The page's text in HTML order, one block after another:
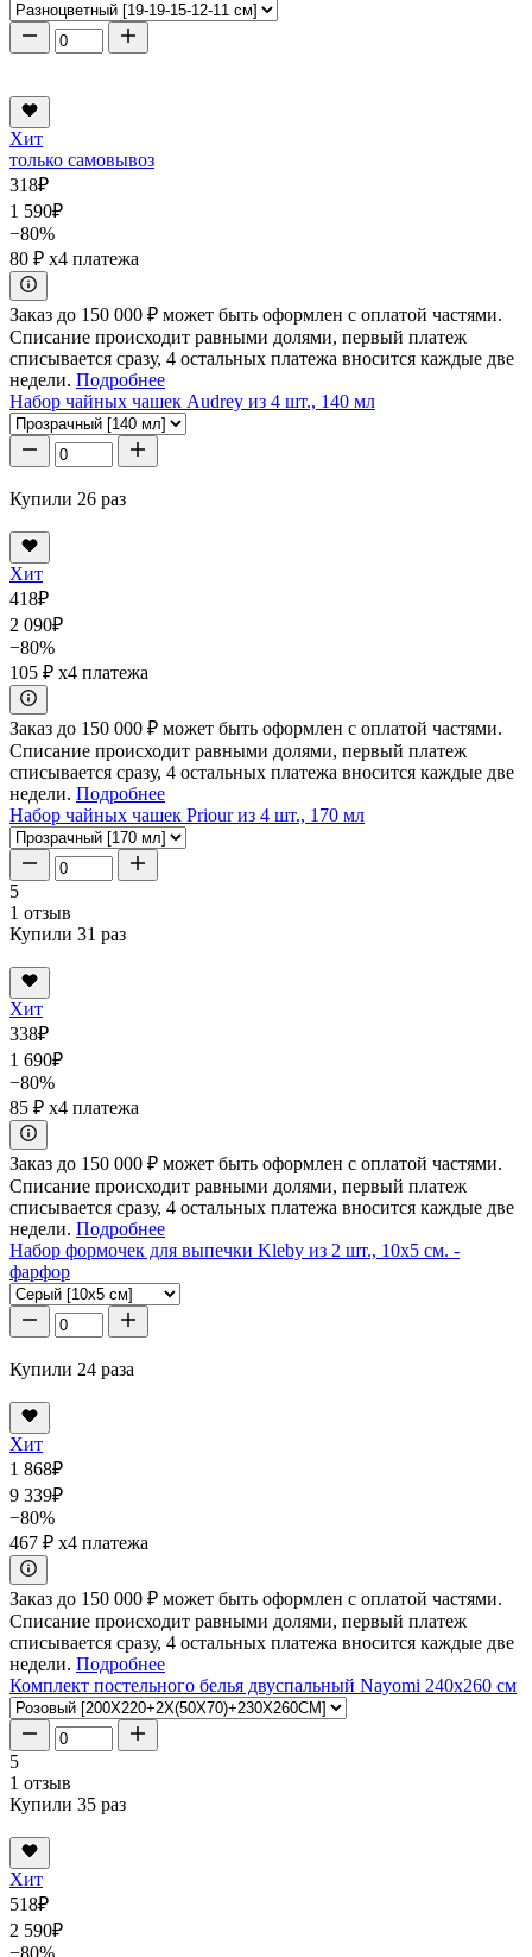
Хит
только самовывоз
318₽
1 590₽
−80%
80 ₽ x4 платежа
Заказ до 150 000 ₽ может быть оформлен с оплатой частями.
Списание происходит равными долями, первый платеж
списывается сразу, 4 остальных платежа вносится каждые две
недели. Подробнее
Набор чайных чашек Audrey из 4 шт., 140 мл
Купили 26 раз
Хит
418₽
2 090₽
−80%
105 ₽ x4 платежа
Заказ до 150 000 ₽ может быть оформлен с оплатой частями.
Списание происходит равными долями, первый платеж
списывается сразу, 4 остальных платежа вносится каждые две
недели. Подробнее
Набор чайных чашек Priour из 4 шт., 170 мл
5
1 отзыв
Купили 31 раз
Хит
338₽
1 690₽
−80%
85 ₽ x4 платежа
Заказ до 150 000 ₽ может быть оформлен с оплатой частями.
Списание происходит равными долями, первый платеж
списывается сразу, 4 остальных платежа вносится каждые две
недели. Подробнее
Набор формочек для выпечки Kleby из 2 шт., 10x5 см. -
фарфор
Купили 24 раза
Хит
1 868₽
9 339₽
−80%
467 ₽ x4 платежа
Заказ до 150 000 ₽ может быть оформлен с оплатой частями.
Списание происходит равными долями, первый платеж
списывается сразу, 4 остальных платежа вносится каждые две
недели. Подробнее
Комплект постельного белья двуспальный Nayomi 240x260 см
5
1 отзыв
Купили 35 раз
Хит
518₽
2 590₽